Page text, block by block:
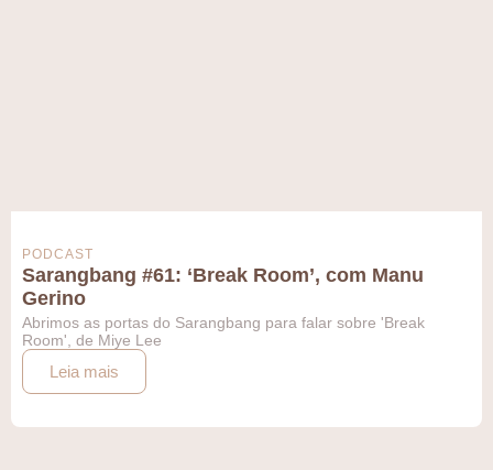
PODCAST
Sarangbang #61: ‘Break Room’, com Manu
Gerino
Abrimos as portas do Sarangbang para falar sobre 'Break
Room', de Miye Lee
Leia mais